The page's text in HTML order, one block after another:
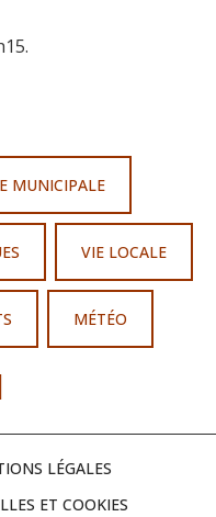
MUNICIPALE
VIE LOCALE
MÉTÉO
LÉGALES
ET COOKIES